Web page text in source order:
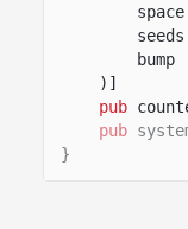
space
seeds
bump
)]
pub
pub
}